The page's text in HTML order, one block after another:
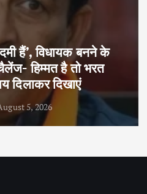
हैं’, विधायक बनने के
हिम्मत है तो भरत
दिलाकर दिखाएं
5, 2026